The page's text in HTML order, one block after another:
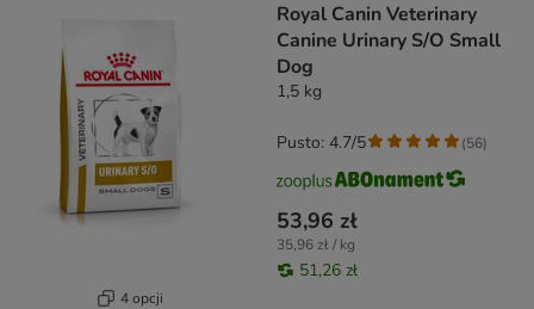
4 opcji
Royal Canin Veterinary
Canine Urinary S/O Small
Dog
1,5 kg
53,96 zł
35,96 zł / kg
51,26 zł
Pusto: 4.7/5 (56)